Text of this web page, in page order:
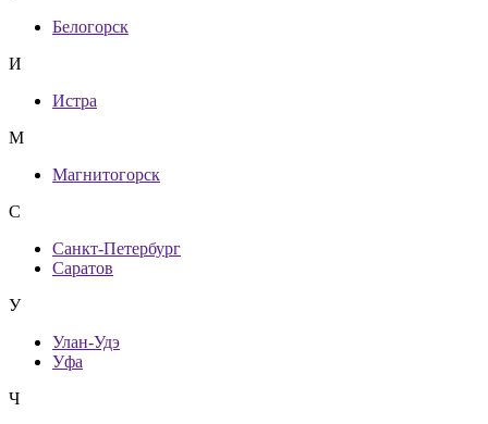
Белогорск
И
Истра
М
Магнитогорск
С
Санкт-Петербург
Саратов
У
Улан-Удэ
Уфа
Ч